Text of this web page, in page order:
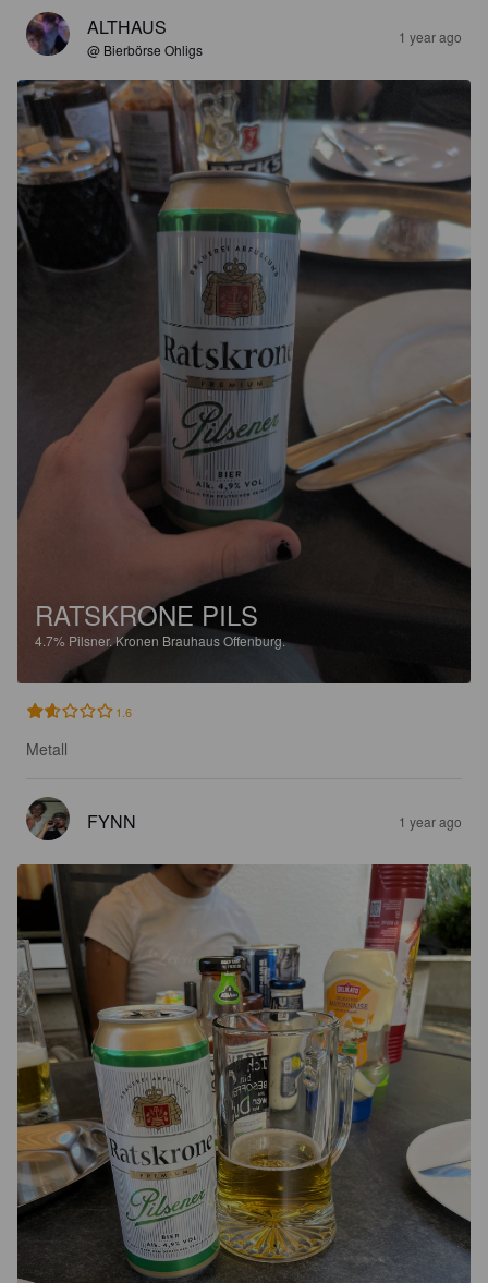
ALTHAUS
@ Bierbörse Ohligs
1 year ago
RATSKRONE PILS
4.7% Pilsner.Kronen Brauhaus Offenburg.
1.6
Metall
FYNN 1 year ago